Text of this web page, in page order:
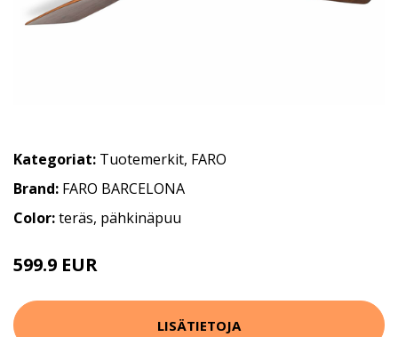
Kategoriat: Tuotemerkit, FARO
Brand: FARO BARCELONA
Color:teräs, pähkinäpuu
599.9 EUR
LISÄTIETOJA